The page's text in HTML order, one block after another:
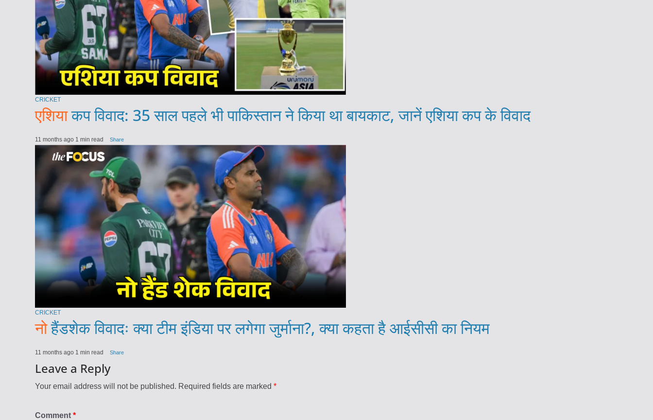
CRICKET
एशियाकप विवाद: 35 साल पहले भी पाकिस्तान ने किया था बायकाट, जानें एशिया कप के विवाद
11 months ago 1 min read Share
CRICKET
नोहैंडशेक विवादः क्या टीम इंडिया पर लगेगा जुर्माना?, क्या कहता है आईसीसी का नियम
11 months ago 1 min read Share
Leave a Reply
Your email address will not be published. Required fields are marked *
Comment *